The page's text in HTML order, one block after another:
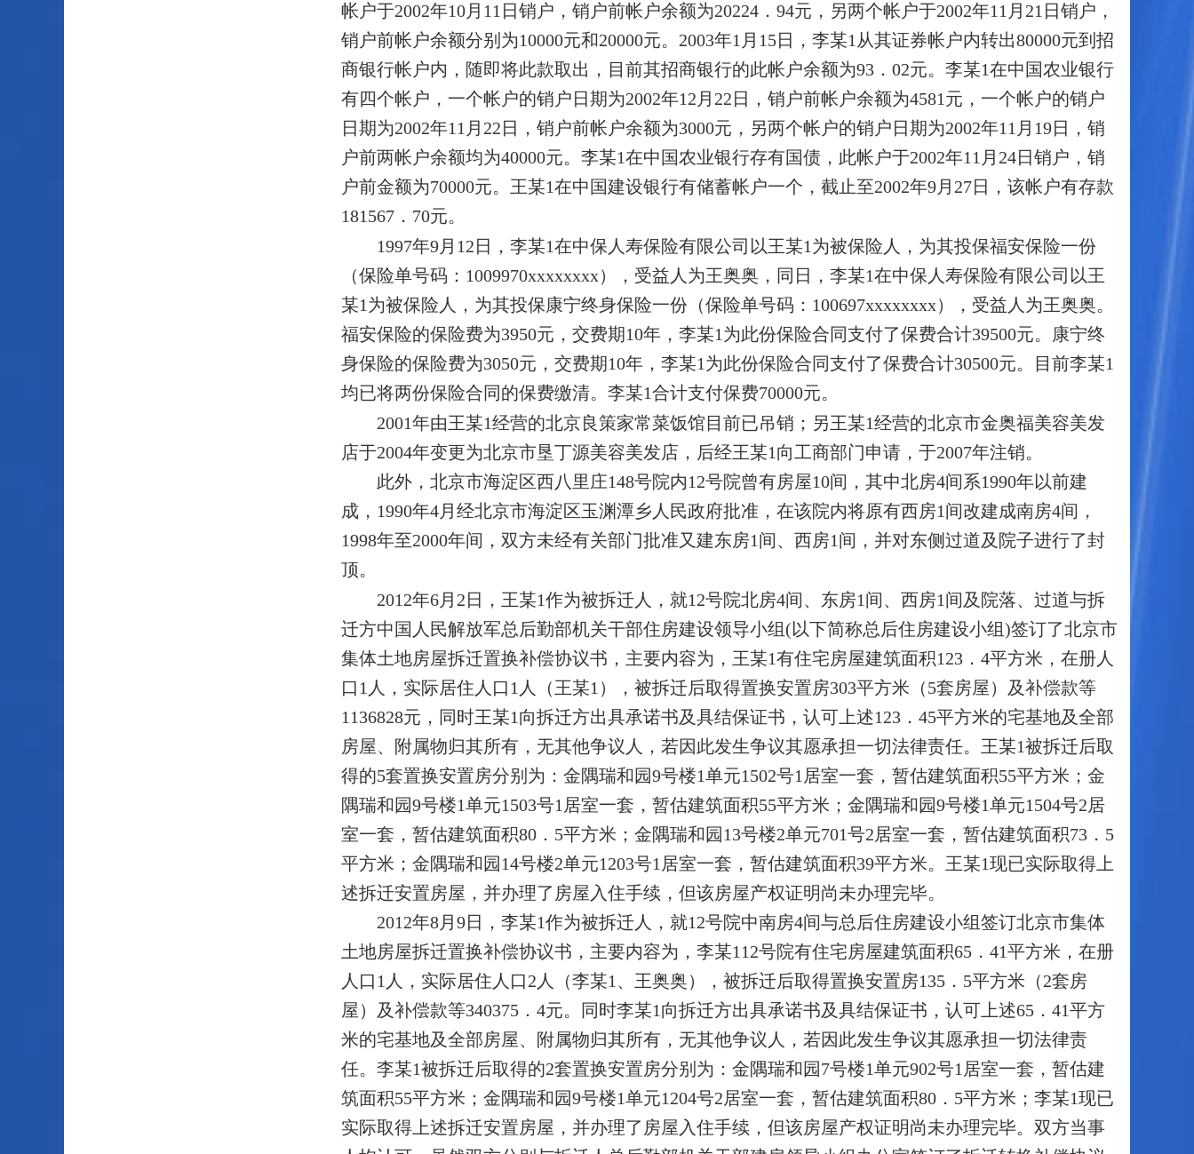
帐户于2002年10月11日销户，销户前帐户余额为20224．94元，另两个帐户于2002年11月21日销户，
销户前帐户余额分别为10000元和20000元。2003年1月15日，李某1从其证券帐户内转出80000元到招
商银行帐户内，随即将此款取出，目前其招商银行的此帐户余额为93．02元。李某1在中国农业银行
有四个帐户，一个帐户的销户日期为2002年12月22日，销户前帐户余额为4581元，一个帐户的销户
日期为2002年11月22日，销户前帐户余额为3000元，另两个帐户的销户日期为2002年11月19日，销
户前两帐户余额均为40000元。李某1在中国农业银行存有国债，此帐户于2002年11月24日销户，销
户前金额为70000元。王某1在中国建设银行有储蓄帐户一个，截止至2002年9月27日，该帐户有存款
181567．70元。
1997年9月12日，李某1在中保人寿保险有限公司以王某1为被保险人，为其投保福安保险一份
（保险单号码：1009970xxxxxxxx），受益人为王奥奥，同日，李某1在中保人寿保险有限公司以王
某1为被保险人，为其投保康宁终身保险一份（保险单号码：100697xxxxxxxx），受益人为王奥奥。
福安保险的保险费为3950元，交费期10年，李某1为此份保险合同支付了保费合计39500元。康宁终
身保险的保险费为3050元，交费期10年，李某1为此份保险合同支付了保费合计30500元。目前李某1
均已将两份保险合同的保费缴清。李某1合计支付保费70000元。
2001年由王某1经营的北京良策家常菜饭馆目前已吊销；另王某1经营的北京市金奥福美容美发
店于2004年变更为北京市垦丁源美容美发店，后经王某1向工商部门申请，于2007年注销。
此外，北京市海淀区西八里庄148号院内12号院曾有房屋10间，其中北房4间系1990年以前建
成，1990年4月经北京市海淀区玉渊潭乡人民政府批准，在该院内将原有西房1间改建成南房4间，
1998年至2000年间，双方未经有关部门批准又建东房1间、西房1间，并对东侧过道及院子进行了封
顶。
2012年6月2日，王某1作为被拆迁人，就12号院北房4间、东房1间、西房1间及院落、过道与拆
迁方中国人民解放军总后勤部机关干部住房建设领导小组(以下简称总后住房建设小组)签订了北京市
集体土地房屋拆迁置换补偿协议书，主要内容为，王某1有住宅房屋建筑面积123．4平方米，在册人
口1人，实际居住人口1人（王某1），被拆迁后取得置换安置房303平方米（5套房屋）及补偿款等
1136828元，同时王某1向拆迁方出具承诺书及具结保证书，认可上述123．45平方米的宅基地及全部
房屋、附属物归其所有，无其他争议人，若因此发生争议其愿承担一切法律责任。王某1被拆迁后取
得的5套置换安置房分别为：金隅瑞和园9号楼1单元1502号1居室一套，暂估建筑面积55平方米；金
隅瑞和园9号楼1单元1503号1居室一套，暂估建筑面积55平方米；金隅瑞和园9号楼1单元1504号2居
室一套，暂估建筑面积80．5平方米；金隅瑞和园13号楼2单元701号2居室一套，暂估建筑面积73．5
平方米；金隅瑞和园14号楼2单元1203号1居室一套，暂估建筑面积39平方米。王某1现已实际取得上
述拆迁安置房屋，并办理了房屋入住手续，但该房屋产权证明尚未办理完毕。
2012年8月9日，李某1作为被拆迁人，就12号院中南房4间与总后住房建设小组签订北京市集体
土地房屋拆迁置换补偿协议书，主要内容为，李某112号院有住宅房屋建筑面积65．41平方米，在册
人口1人，实际居住人口2人（李某1、王奥奥），被拆迁后取得置换安置房135．5平方米（2套房
屋）及补偿款等340375．4元。同时李某1向拆迁方出具承诺书及具结保证书，认可上述65．41平方
米的宅基地及全部房屋、附属物归其所有，无其他争议人，若因此发生争议其愿承担一切法律责
任。李某1被拆迁后取得的2套置换安置房分别为：金隅瑞和园7号楼1单元902号1居室一套，暂估建
筑面积55平方米；金隅瑞和园9号楼1单元1204号2居室一套，暂估建筑面积80．5平方米；李某1现已
实际取得上述拆迁安置房屋，并办理了房屋入住手续，但该房屋产权证明尚未办理完毕。双方当事